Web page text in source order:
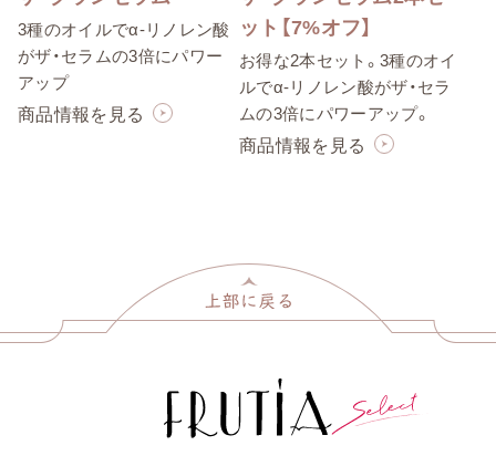
3種のオイルでα-リノレン酸
がザ・セラムの3倍にパワー
アップ
商品情報を見る
ット【7%オフ】
お得な2本セット。3種のオイ
ルでα-リノレン酸がザ・セラ
ムの3倍にパワーアップ。
商品情報を見る